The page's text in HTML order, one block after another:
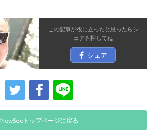
この記事が役に立ったと思ったらシ
ェアを押してね
シェア
NewSeeトップページに戻る